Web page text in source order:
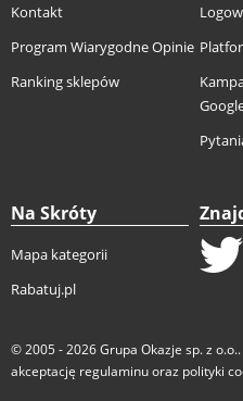
Kontakt
Program Wiarygodne Opinie
Ranking sklepów
Na Skróty
Mapa kategorii
Rabatuj.pl
© 2005 - 2026Grupa Okazje sp. z o.o.
akceptację regulaminuoraz polityki